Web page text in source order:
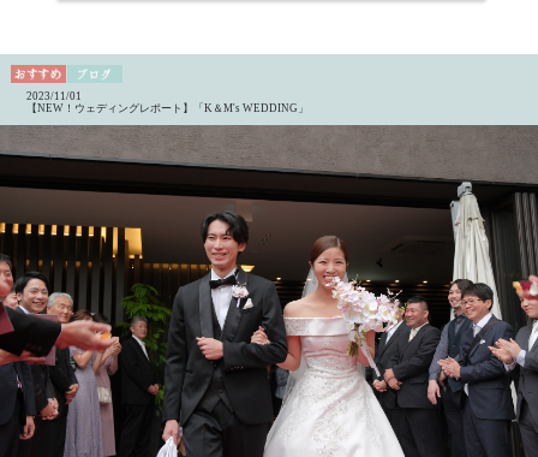
2023/11/01
【NEW！ウェディングレポート】「K＆M's WEDDING」